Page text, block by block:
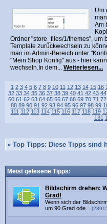
Um
Am
Ordner "store_files/1/themes",
Template zurückwechseln zu
man im Admin-Bereich unter
"Mein Shop Konfig" aus - hier
wechseln.In dem... Weiterlesen...
1 2 3 4 5 6 7 8 9 10 11 12 13 14 15 16
32 33 34 35 36 37 38 39 40 41 42 43 44
60 61 62 63 64 65 66 67 68 69 70 71 72
88 89 90 91 92 93 94 95 96 97 98 99
111 112 113 114 115 116 117 118 119
131
» Top Tipps: Diese Tipps sind
Meist gelesene Tipps:
Bildschirm drehen:
Grad!
Wenn sich der
um 90 Grad ode...